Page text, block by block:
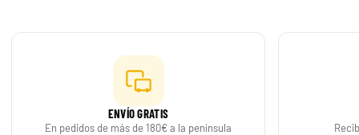
ENVÍO GRATIS
En pedidos de más de 180€ a la península